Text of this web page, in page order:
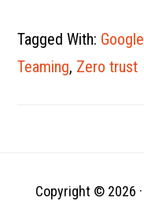
inisiatif strategis yang
membantu mencegah
pelanggaran data yang
berhasil dengan
Tagged With: Google
Teaming, Zero trust
Copyright © 2026 ·